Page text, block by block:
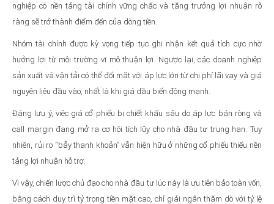
nghiệp có nền tảng tài chính vững chắc và tăng trưởng lợi nhuận rõ
ràng sẽ trở thành điểm đến của dòng tiền.
Nhóm tài chính được kỳ vọng tiếp tục ghi nhận kết quả tích cực nhờ
hưởng lợi từ môi trường vĩ mô thuận lợi. Ngược lại, các doanh nghiệp
sản xuất và vận tải có thể đối mặt với áp lực lớn từ chi phí lãi vay và giá
nguyên liệu đầu vào, nhất là khi giá dầu biến động mạnh.
Đáng lưu ý, việc giá cổ phiếu bị chiết khấu sâu do áp lực bán ròng và
call margin đang mở ra cơ hội tích lũy cho nhà đầu tư trung hạn. Tuy
nhiên, rủi ro “bẫy thanh khoản” vẫn hiện hữu ở những cổ phiếu thiếu nền
tảng lợi nhuận hỗ trợ.
Vì vậy, chiến lược chủ đạo cho nhà đầu tư lúc này là ưu tiên bảo toàn vốn,
bằng cách duy trì tỷ trọng tiền mặt cao, chỉ giải ngân thăm dò với tỷ lệ